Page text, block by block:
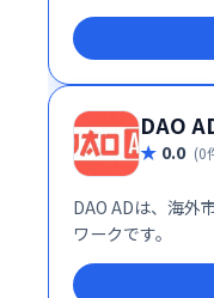
DAO
0.0 (0
DAO ADは、海外
ワークです。